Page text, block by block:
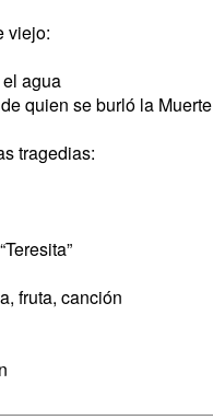
viejo:
agua
quien se burló la Muerte
tragedias:
fruta, canción